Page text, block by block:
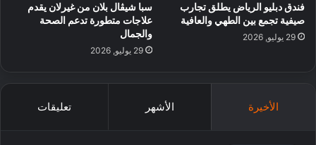
فندق دبليو الرياض يطلق تجارب
صيفية تجمع بين الطهي والعافية
29 يوليو, 2026
سبا شيڤال بلان من غيرلان يقدم
علاجات متطورة تدعم الصحة
والجمال
29 يوليو, 2026
الأخيرة الأشهر تعليقات